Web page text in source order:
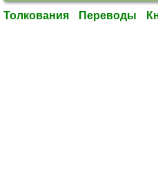
Толкования Переводы